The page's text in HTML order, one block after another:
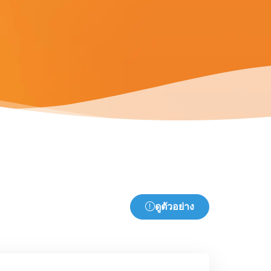
ดูตัวอย่าง